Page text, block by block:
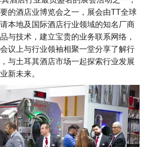
的酒店业博览会之一，展会由TT全球
本地及国际酒店行业领域的知名厂商
与技术，建立宝贵的业务联系网络，
议上与行业领袖相聚一堂分享了解行
与土耳其酒店市场一起探索行业发展
新未来。